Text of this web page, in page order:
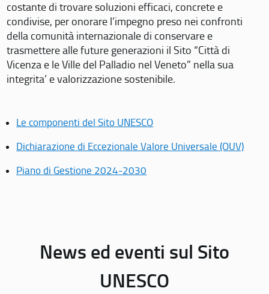
costante di trovare soluzioni efficaci, concrete e
condivise, per onorare l’impegno preso nei confronti
della comunità internazionale di conservare e
trasmettere alle future generazioni il Sito “Città di
Vicenza e le Ville del Palladio nel Veneto” nella sua
integrita’ e valorizzazione sostenibile.
Le componenti del Sito UNESCO
Dichiarazione di Eccezionale Valore Universale (OUV)
Piano di Gestione 2024-2030
News ed eventi sul Sito
UNESCO